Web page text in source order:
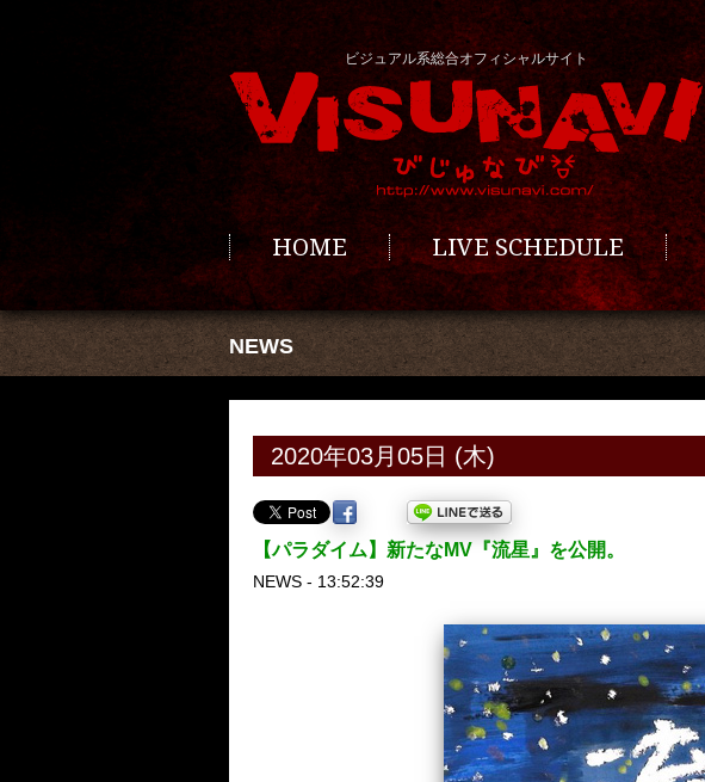
ビジュアル系総合オフィシャルサイト
HOME LIVE SCHEDULE
NEWS
2020年03月05日 (木)
【パラダイム】新たなMV『流星』を公開。
NEWS - 13:52:39